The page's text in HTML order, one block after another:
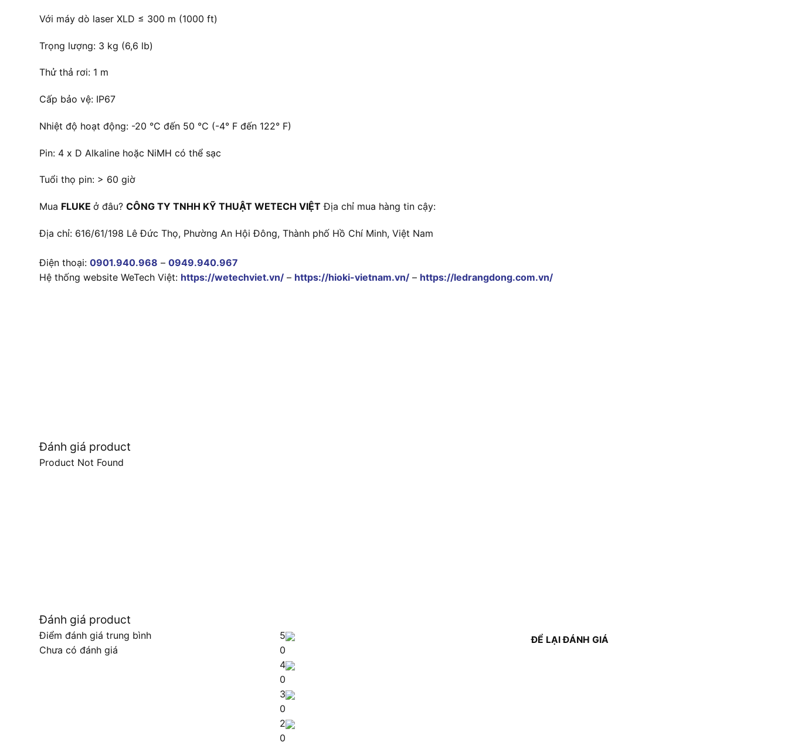
Với máy dò laser XLD ≤ 300 m (1000 ft)
Trọng lượng: 3 kg (6,6 lb)
Thử thả rơi: 1 m
Cấp bảo vệ: IP67
Nhiệt độ hoạt động: -20 °C đến 50 °C (-4° F đến 122° F)
Pin: 4 x D Alkaline hoặc NiMH có thể sạc
Tuổi thọ pin: > 60 giờ
Mua FLUKE ở đâu? CÔNG TY TNHH KỸ THUẬT WETECH VIỆT Địa chỉ mua hàng tin cậy:
Địa chỉ: 616/61/198 Lê Đức Thọ, Phường An Hội Đông, Thành phố Hồ Chí Minh, Việt Nam
Điện thoại: 0901.940.968 – 0949.940.967
Hệ thống website WeTech Việt: https://wetechviet.vn/ – https://hioki-vietnam.vn/ – https://ledrangdong.com.vn/
Đánh giá product
Product Not Found
Đánh giá product
Điểm đánh giá trung bình
Chưa có đánh giá
5
0
4
0
3
0
2
0
ĐỂ LẠI ĐÁNH GIÁ